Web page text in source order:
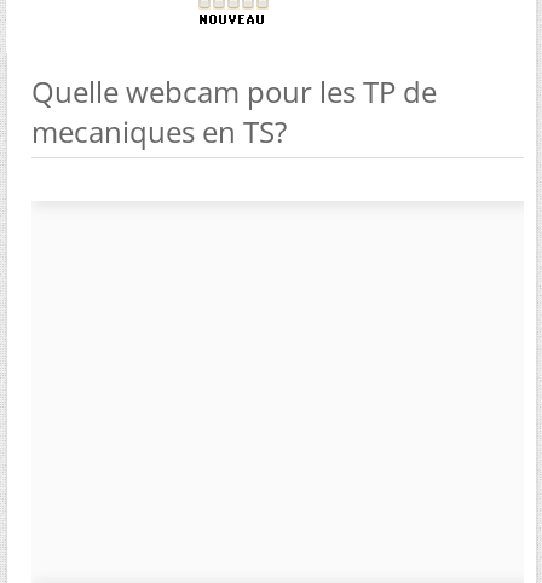
Quelle webcam pour les TP de
mecaniques en TS?